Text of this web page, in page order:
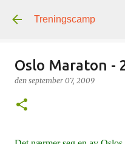
Gå til
Treningscamp
Oslo Maraton -
den september 07, 2009